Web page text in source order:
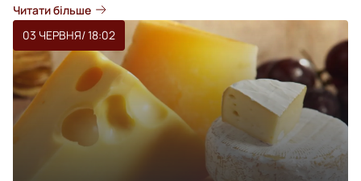
Читати більше
03 ЧЕРВНЯ/ 18:02